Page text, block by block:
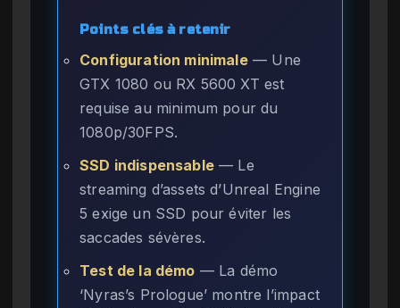
Points clés à retenir
Configuration minimale— Une
GTX 1080 ou RX 5600 XT est
requise au minimum pour du
1080p/30FPS.
SSD indispensable— Le
streaming d’assets d’Unreal Engine
5 exige un SSD pour éviter les
saccades sévères.
Test de la démo — La démo
‘Nyras’s Prologue’ montre l’impact